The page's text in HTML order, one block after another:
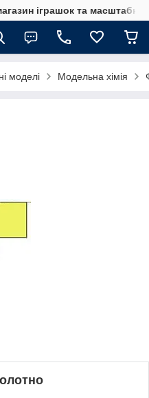
іграшок та
моделі Модельна хімія